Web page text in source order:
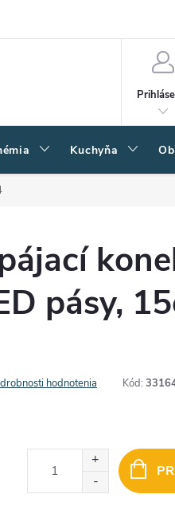
Kuchyňa
pásy,
hodnotenia Kód: